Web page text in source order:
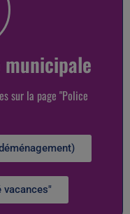
sur la page "Police
vacances"